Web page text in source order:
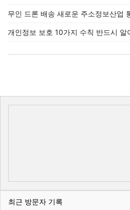
무인 드론 배송 새로운 주소정보산업
개인정보 보호 10가지 수칙 반드시 알
최근 방문자 기록